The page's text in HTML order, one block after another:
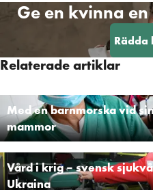
Ge en kvinna
Rädda
Relaterade artiklar
Med en barnmorska vid
mammor
Vård i krig – svensk
Ukraina